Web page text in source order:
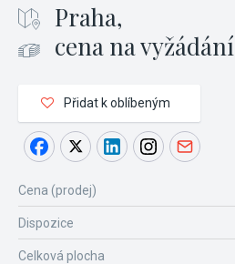
Praha,
cena na vyžádání
Přidat k oblíbeným
Cena (prodej)
Dispozice
Celková plocha